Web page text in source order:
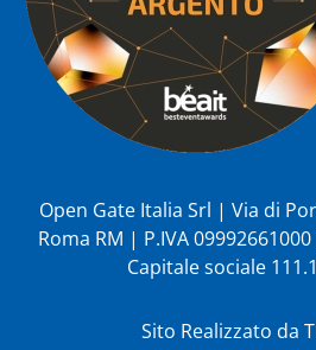
Open Gate Italia Srl | Via di
Roma RM | P.IVA
Capitale sociale
Sito Realizzato da